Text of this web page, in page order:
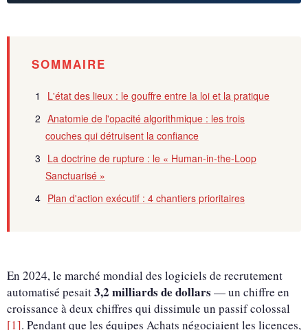
SOMMAIRE
L'état des lieux : le gouffre entre la loi et la pratique
Anatomie de l'opacité algorithmique : les trois
couches qui détruisent la confiance
La doctrine de rupture : le « Human-in-the-Loop
Sanctuarisé »
Plan d'action exécutif : 4 chantiers prioritaires
En 2024, le marché mondial des logiciels de recrutement
automatisé pesait3,2 milliards de dollars — un chiffre en
croissance à deux chiffres qui dissimule un passif colossal
[1]. Pendant que les équipes Achats négociaient les licences,